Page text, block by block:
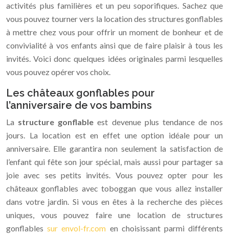
activités plus familières et un peu soporifiques. Sachez que
vous pouvez tourner vers la location des structures gonflables
à mettre chez vous pour offrir un moment de bonheur et de
convivialité à vos enfants ainsi que de faire plaisir à tous les
invités. Voici donc quelques idées originales parmi lesquelles
vous pouvez opérer vos choix.
Les châteaux gonflables pour
l’anniversaire de vos bambins
La structure gonflable est devenue plus tendance de nos
jours. La location est en effet une option idéale pour un
anniversaire. Elle garantira non seulement la satisfaction de
l’enfant qui fête son jour spécial, mais aussi pour partager sa
joie avec ses petits invités. Vous pouvez opter pour les
châteaux gonflables avec toboggan que vous allez installer
dans votre jardin. Si vous en êtes à la recherche des pièces
uniques, vous pouvez faire une location de structures
gonflablessur envol-fr.com en choisissant parmi différents